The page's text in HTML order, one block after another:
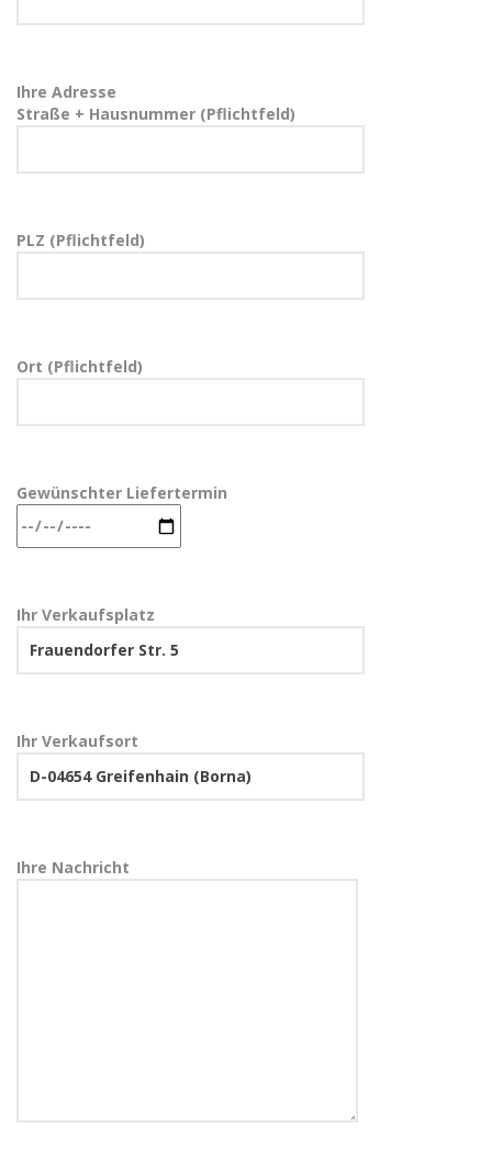
Ihre Adresse
Straße + Hausnummer (Pflichtfeld)
PLZ (Pflichtfeld)
Ort (Pflichtfeld)
Gewünschter Liefertermin
Ihr Verkaufsplatz
Ihr Verkaufsort
Ihre Nachricht